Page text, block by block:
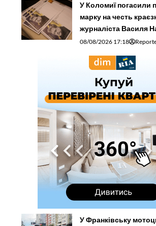
У Коломиї погасили
марку на честь
журналіста Василя
08/08/2026 17:18
У Франківську